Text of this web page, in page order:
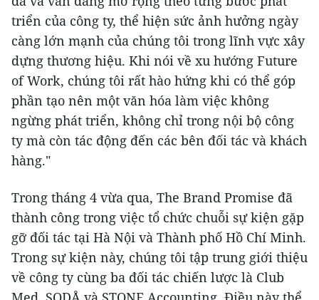
triển của công ty, thể hiện sức ảnh hưởng ngày
càng lớn mạnh của chúng tôi trong lĩnh vực xây
dựng thương hiệu. Khi nói về xu hướng Future
of Work, chúng tôi rất hào hứng khi có thể góp
phần tạo nên một văn hóa làm việc không
ngừng phát triển, không chỉ trong nội bộ công
ty mà còn tác động đến các bên đối tác và khách
hàng."
Trong tháng 4 vừa qua, The Brand Promise đã
thành công trong việc tổ chức chuỗi sự kiện gặp
gỡ đối tác tại Hà Nội và Thành phố Hồ Chí Minh.
Trong sự kiện này, chúng tôi tập trung giới thiệu
về công ty cùng ba đối tác chiến lược là Club